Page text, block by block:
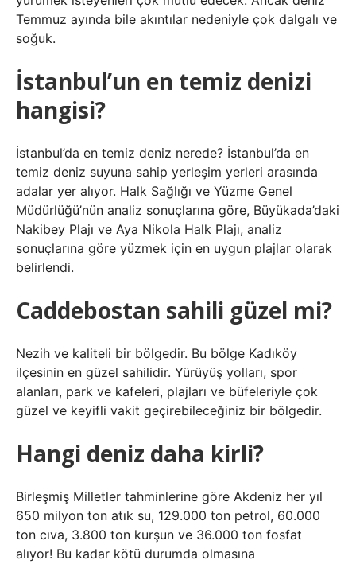
Temmuz ayında bile akıntılar nedeniyle çok dalgalı ve
soğuk.
İstanbul’un en temiz denizi
hangisi?
İstanbul’da en temiz deniz nerede? İstanbul’da en
temiz deniz suyuna sahip yerleşim yerleri arasında
adalar yer alıyor. Halk Sağlığı ve Yüzme Genel
Müdürlüğü’nün analiz sonuçlarına göre, Büyükada’daki
Nakibey Plajı ve Aya Nikola Halk Plajı, analiz
sonuçlarına göre yüzmek için en uygun plajlar olarak
belirlendi.
Caddebostan sahili güzel mi?
Nezih ve kaliteli bir bölgedir. Bu bölge Kadıköy
ilçesinin en güzel sahilidir. Yürüyüş yolları, spor
alanları, park ve kafeleri, plajları ve büfeleriyle çok
güzel ve keyifli vakit geçirebileceğiniz bir bölgedir.
Hangi deniz daha kirli?
Birleşmiş Milletler tahminlerine göre Akdeniz her yıl
650 milyon ton atık su, 129.000 ton petrol, 60.000
ton cıva, 3.800 ton kurşun ve 36.000 ton fosfat
alıyor! Bu kadar kötü durumda olmasına